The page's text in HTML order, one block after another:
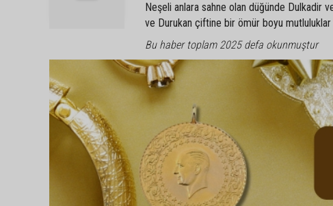
Neşeli anlara sahne olan düğünde Dulkadir
ve Durukan çiftine bir ömür boyu
Bu haber toplam 2025 defa okunmuştur